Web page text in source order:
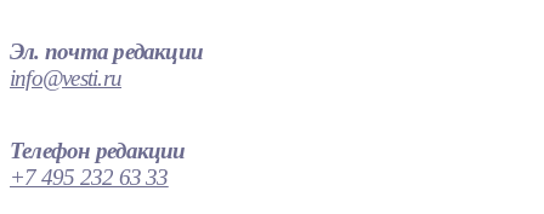
Эл. почта редакции
info@vesti.ru
Телефон редакции
+7 495 232 63 33